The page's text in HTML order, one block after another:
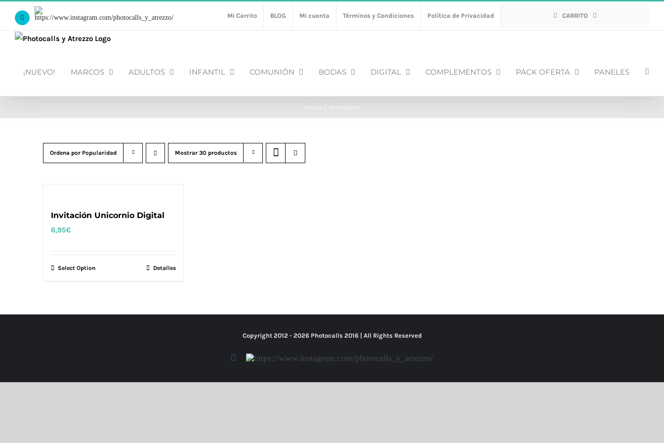
contenido
Facebook
Https://www.instagram.com/photocalls_y_atrezzo/ Mi Carrito BLOG Mi cuenta Términos y Condiciones Política de Privacidad CARRITO
¡NUEVO! MARCOS ADULTOS INFANTIL COMUNIÓN BODAS DIGITAL COMPLEMENTOS PACK OFERTA PANELES
Inicio invitacion
Ordena por Popularidad Mostrar 30 productos
Invitación Unicornio Digital
6,95€
Select Option Detalles
Copyright 2012 - 2026 Photocalls 2016| All Rights Reserved
Facebook
Https://www.instagram.com/photocalls_y_atrezzo/